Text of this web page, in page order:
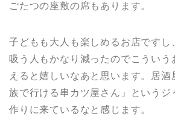
ごたつの座敷の席もあります。
子どもも大人も楽しめるお店ですし
吸う人もかなり減ったのでこういう
えると嬉しいなあと思います。居酒
族で行ける串カツ屋さん」というジ
作りに来ているなと感じます。